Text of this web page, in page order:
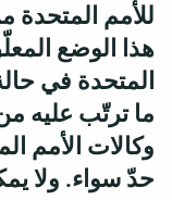
للأمم
هذا الوضع
المتحدة في
ما ترتّب عليه
وكالات الأمم
حدّ سواء. ولا